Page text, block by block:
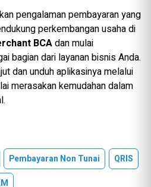
pengalaman pembayaran yang
perkembangan usaha di
BCAdan mulai
bagian dari layanan bisnis Anda.
dan unduh aplikasinya melalui
merasakan kemudahan dalam
Pembayaran Non Tunai
QRIS